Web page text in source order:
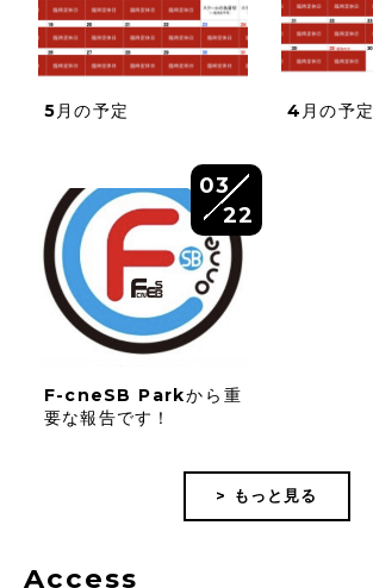
5月の予定 4月の予定
03
22
F-cneSB Parkから重
要な報告です！
> もっと見る
Access